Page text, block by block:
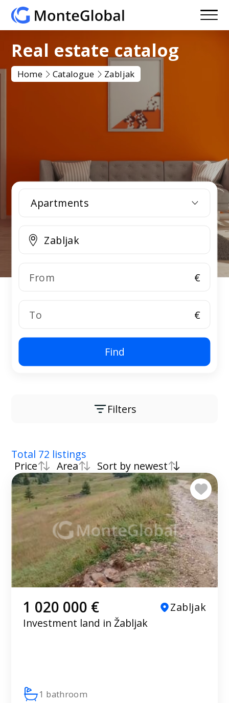
Real estate catalog
Home Catalogue Zabljak
Apartments
€
€
Find
Filters
Total 72 listings
Price
Area Sort by newest
1 020 000 €
Zabljak
Investment land in Žabljak
1 bathroom